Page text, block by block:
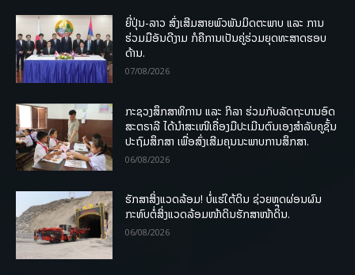
ຍີ່ປຸ່ນ-ລາວ ສົ່ງເສີມສາຍພົວພັນມິດຕະພາບ ແລະ ການ
ຮ່ວມມືອັນດີງາມ ກໍຄືການເປັນຄູ່ຮ່ວມຍຸດທະສາດຮອບ
ດ້ານ.
07/08/2026
ກະຊວງສຶກສາທິການ ແລະ ກິລາ ຮ່ວມກັບລັດຖະບານອົດ
ສະຕຣາລີ ໄດ້ນຳສະເໜີເຄື່ອງມືປະເມີນຕົນເອງສຳລັບຄູຊັ້ນ
ປະຖົມສຶກສາ ເພື່ອສົ່ງເສີມຄຸນນະພາບການສຶກສາ.
06/08/2026
ຮັກສາສິ່ງແວດລ້ອມ! ບໍ່ແຮ່ໃຕ້ດິນ ຊ່ວຍຫຼຸດຜ່ອນຜົນ
ກະທົບຕໍ່ສິ່ງແວດລ້ອມໜ້າດິນຮັກສາໜ້າດິນ.
06/08/2026